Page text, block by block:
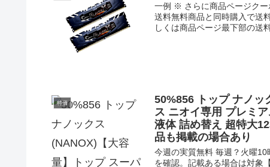
一例 ※ さらに商品ページクー
送料無料商品と同時購入で送
しくは商品ページ最下部の送
特価
50%856 トップ ナノッ
ス ニオイ専用 プレミ
液体 詰め替え 超特大
品も掲載の場合あり
今週の実質無料 毎週？火曜
を確認。記載ある場合は対象